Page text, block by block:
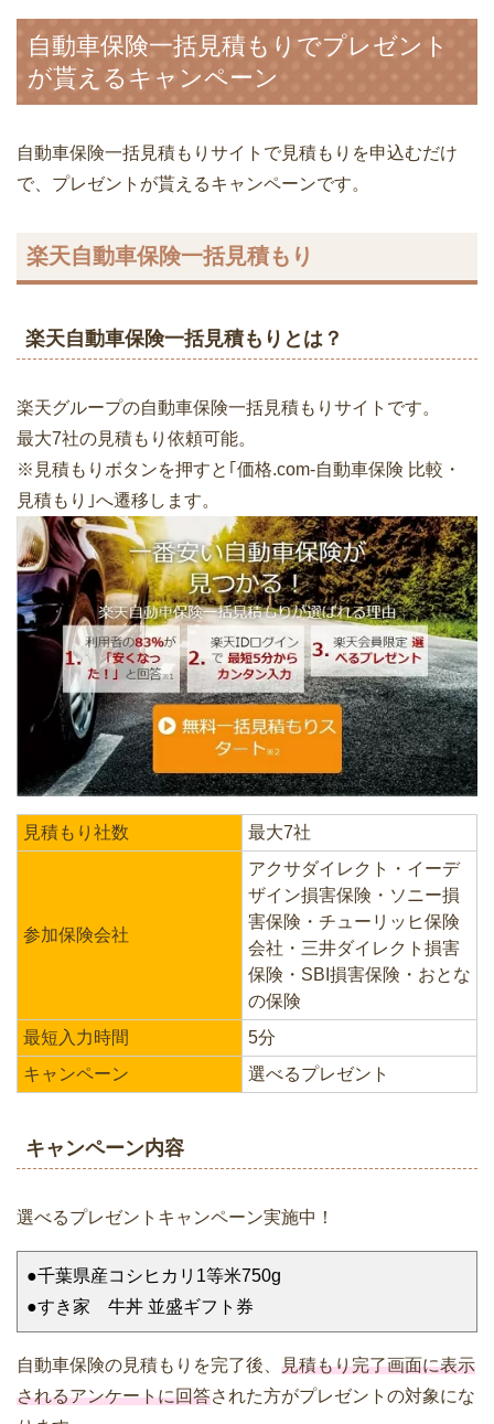
自動車保険一括見積もりでプレゼント
が貰えるキャンペーン
自動車保険一括見積もりサイトで見積もりを申込むだけ
で、プレゼントが貰えるキャンペーンです。
楽天自動車保険一括見積もり
楽天自動車保険一括見積もりとは？
楽天グループの自動車保険一括見積もりサイトです。
最大7社の見積もり依頼可能。
※見積もりボタンを押すと｢価格.com-自動車保険 比較・
見積もり｣へ遷移します。
見積もり社数 最大7社
参加保険会社
アクサダイレクト・イーデ
ザイン損害保険・ソニー損
害保険・チューリッヒ保険
会社・三井ダイレクト損害
保険・SBI損害保険・おとな
の保険
最短入力時間
5分
キャンペーン
選べるプレゼント
キャンペーン内容
選べるプレゼントキャンペーン実施中！
●千葉県産コシヒカリ1等米750g
●すき家 牛丼 並盛ギフト券
自動車保険の見積もりを完了後、 見積もり完了画面に表示
されるアンケートに回答された方がプレゼントの対象にな